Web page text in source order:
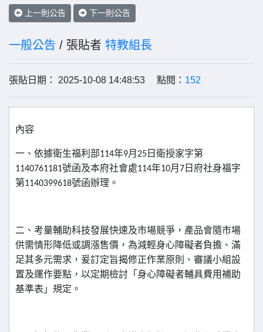
上一則公告 下一則公告
一般公告 / 張貼者 特教組長
張貼日期： 2025-10-08 14:48:53 點閱： 152
內容
一、依據衛生福利部114年9月 25 日衛授家字第
1140761181號函及本府社會處114年10月 7 日府社身福字
第1140399618號函辦理。
二、考量輔助科技發展快速及市場競爭，產品會隨市場
供需情形降低或調漲售價，為減輕身心障礙者負擔、滿
足其多元需求，爰訂定旨揭修正作業原則、審議小組設
置及運作要點，以定期檢討「身心障礙者輔具費用補助
基準表」規定。